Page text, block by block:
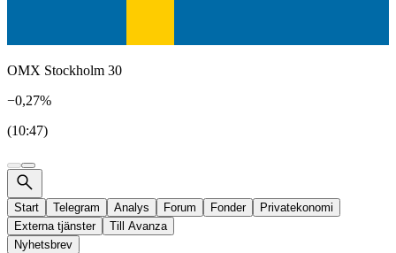
OMX Stockholm 30
−0,27%
(10:47)
Start Telegram Analys Forum Fonder
Privatekonomi
Externa tjänster
Till Avanza
Nyhetsbrev